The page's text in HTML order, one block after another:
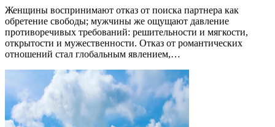
Женщины воспринимают отказ от поиска партнера как
обретение свободы; мужчины же ощущают давление
противоречивых требований: решительности и мягкости,
открытости и мужественности. Отказ от романтических
отношений стал глобальным явлением,…